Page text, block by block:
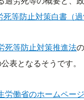
等防止対策白書（過
死等防止対策推進法
表となるそうです。
労働省のホームページ